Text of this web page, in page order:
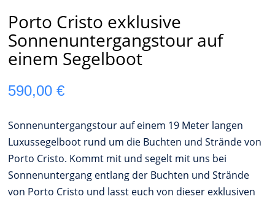
Porto Cristo exklusive
Sonnenuntergangstour auf
einem Segelboot
590,00€
Sonnenuntergangstour auf einem 19 Meter langen
Luxussegelboot rund um die Buchten und Strände von
Porto Cristo. Kommt mit und segelt mit uns bei
Sonnenuntergang entlang der Buchten und Strände
von Porto Cristo und lasst euch von dieser exklusiven